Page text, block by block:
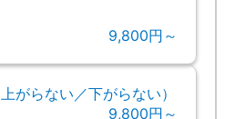
9,800円～
がらない／下がらない）
9,800円～